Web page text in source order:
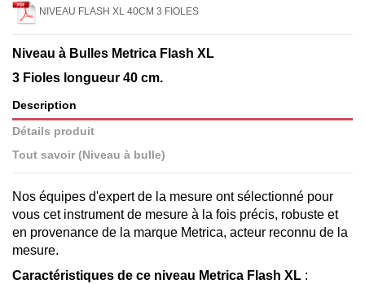
NIVEAU FLASH XL 40CM 3 FIOLES
Niveau à Bulles Metrica Flash XL
3 Fioles longueur 40 cm.
Description
Détails produit
Tout savoir (Niveau à bulle)
Nos équipes d'expert de la mesure ont sélectionné pour
vous cet instrument de mesure à la fois précis, robuste et
en provenance de la marque Metrica, acteur reconnu de la
mesure.
Caractéristiques de ce niveau Metrica Flash XL :